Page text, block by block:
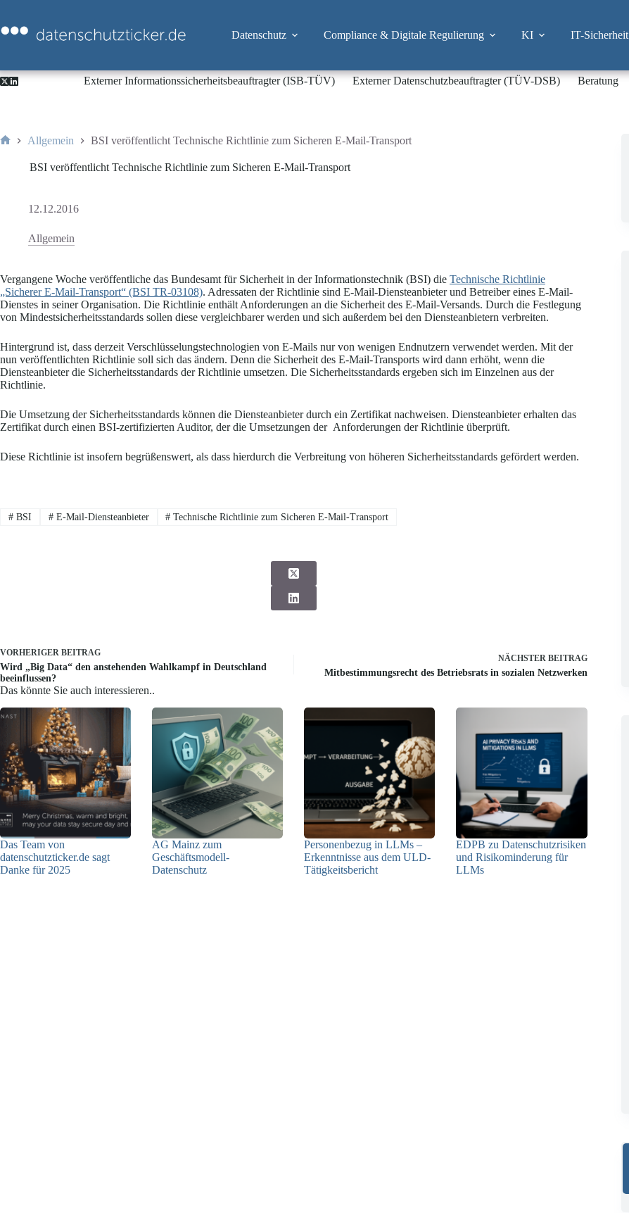
springen
Datenschutz Compliance & Digitale Regulierung KI IT-Sicherheit
Externer Informationssicherheitsbeauftragter (ISB-TÜV) Externer Datenschutzbeauftragter (TÜV-DSB) Beratung
Allgemein BSI veröffentlicht Technische Richtlinie zum Sicheren E-Mail-Transport
BSI veröffentlicht Technische Richtlinie zum Sicheren E-Mail-Transport
12.12.2016
Allgemein
Vergangene Woche veröffentliche das Bundesamt für Sicherheit in der Informationstechnik (BSI) die Technische Richtlinie
„Sicherer E-Mail-Transport“ (BSI TR-03108). Adressaten der Richtlinie sind E-Mail-Diensteanbieter und Betreiber eines E-Mail-
Dienstes in seiner Organisation. Die Richtlinie enthält Anforderungen an die Sicherheit des E-Mail-Versands. Durch die Festlegung
von Mindestsicherheitsstandards sollen diese vergleichbarer werden und sich außerdem bei den Diensteanbietern verbreiten.
Hintergrund ist, dass derzeit Verschlüsselungstechnologien von E-Mails nur von wenigen Endnutzern verwendet werden. Mit der
nun veröffentlichten Richtlinie soll sich das ändern. Denn die Sicherheit des E-Mail-Transports wird dann erhöht, wenn die
Diensteanbieter die Sicherheitsstandards der Richtlinie umsetzen. Die Sicherheitsstandards ergeben sich im Einzelnen aus der
Richtlinie.
Die Umsetzung der Sicherheitsstandards können die Diensteanbieter durch ein Zertifikat nachweisen. Diensteanbieter erhalten das
Zertifikat durch einen BSI-zertifizierten Auditor, der die Umsetzungen der Anforderungen der Richtlinie überprüft.
Diese Richtlinie ist insofern begrüßenswert, als dass hierdurch die Verbreitung von höheren Sicherheitsstandards gefördert werden.
#BSI #E-Mail-Diensteanbieter # Technische Richtlinie zum Sicheren E-Mail-Transport
VORHERIGER BEITRAG
Wird „Big Data“ den anstehenden Wahlkampf in Deutschland
beeinflussen?
NÄCHSTER BEITRAG
Mitbestimmungsrecht des Betriebsrats in sozialen Netzwerken
Das könnte Sie auch interessieren..
Das Team von
datenschutzticker.de sagt
Danke für 2025
AG Mainz zum
Geschäftsmodell-
Datenschutz
Personenbezug in LLMs –
Erkenntnisse aus dem ULD-
Tätigkeitsbericht
EDPB zu Datenschutzrisiken
und Risikominderung für
LLMs